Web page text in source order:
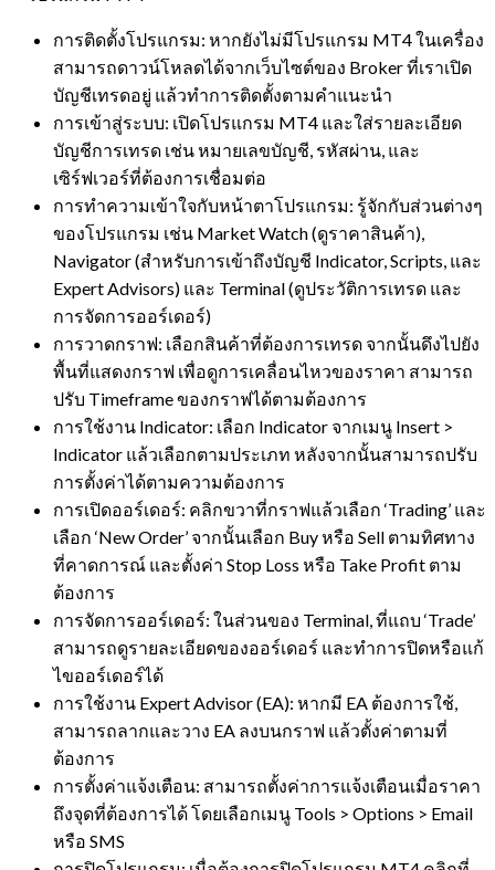
การติดตั้งโปรแกรม: หากยังไม่มีโปรแกรม MT4 ในเครื่อง
สามารถดาวน์โหลดได้จากเว็บไซต์ของ Broker ที่เราเปิด
บัญชีเทรดอยู่ แล้วทำการติดตั้งตามคำแนะนำ
การเข้าสู่ระบบ: เปิดโปรแกรม MT4 และใส่รายละเอียด
บัญชีการเทรด เช่น หมายเลขบัญชี, รหัสผ่าน, และ
เซิร์ฟเวอร์ที่ต้องการเชื่อมต่อ
การทำความเข้าใจกับหน้าตาโปรแกรม: รู้จักกับส่วนต่างๆ
ของโปรแกรม เช่น Market Watch (ดูราคาสินค้า),
Navigator (สำหรับการเข้าถึงบัญชี Indicator, Scripts, และ
Expert Advisors) และ Terminal (ดูประวัติการเทรด และ
การจัดการออร์เดอร์)
การวาดกราฟ: เลือกสินค้าที่ต้องการเทรด จากนั้นดึงไปยัง
พื้นที่แสดงกราฟ เพื่อดูการเคลื่อนไหวของราคา สามารถ
ปรับ Timeframe ของกราฟได้ตามต้องการ
การใช้งาน Indicator: เลือก Indicator จากเมนู Insert >
Indicator แล้วเลือกตามประเภท หลังจากนั้นสามารถปรับ
การตั้งค่าได้ตามความต้องการ
การเปิดออร์เดอร์: คลิกขวาที่กราฟแล้วเลือก ‘Trading’ และ
เลือก ‘New Order’ จากนั้นเลือก Buy หรือ Sell ตามทิศทาง
ที่คาดการณ์ และตั้งค่า Stop Loss หรือ Take Profit ตาม
ต้องการ
การจัดการออร์เดอร์: ในส่วนของ Terminal, ที่แถบ ‘Trade’
สามารถดูรายละเอียดของออร์เดอร์ และทำการปิดหรือแก้
ไขออร์เดอร์ได้
การใช้งาน Expert Advisor (EA): หากมี EA ต้องการใช้,
สามารถลากและวาง EA ลงบนกราฟ แล้วตั้งค่าตามที่
ต้องการ
การตั้งค่าแจ้งเตือน: สามารถตั้งค่าการแจ้งเตือนเมื่อราคา
ถึงจุดที่ต้องการได้ โดยเลือกเมนู Tools > Options > Email
หรือ SMS